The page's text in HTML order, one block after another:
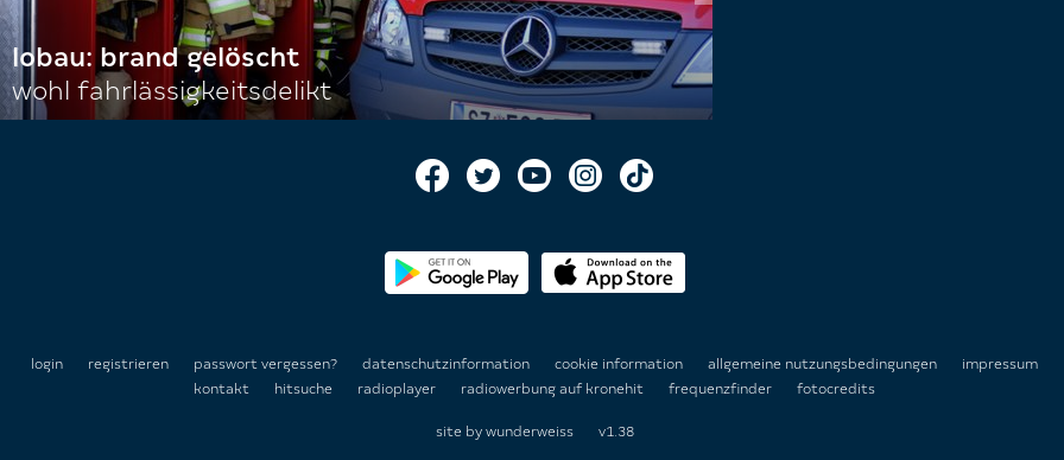
lobau: brand gelöscht
wohl fahrlässigkeitsdelikt
login registrieren passwort vergessen? datenschutzinformation cookie information allgemeine nutzungsbedingungen
impressum
kontakt
hitsuche radioplayer radiowerbung auf kronehit frequenzfinder fotocredits
site by wunderweiss v1.38